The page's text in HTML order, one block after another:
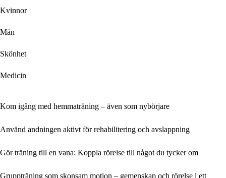
Kvinnor
Män
Skönhet
Medicin
Kom igång med hemmaträning – även som nybörjare
Använd andningen aktivt för rehabilitering och avslappning
Gör träning till en vana: Koppla rörelse till något du tycker om
Gruppträning som skonsam motion – gemenskap och rörelse i ett